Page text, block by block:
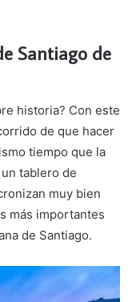
Santiago de
historia? Con este
de que hacer
tiempo que la
tablero de
muy bien
más importantes
de Santiago.